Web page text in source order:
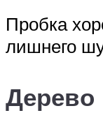
Пробка
лишнего
Дерево